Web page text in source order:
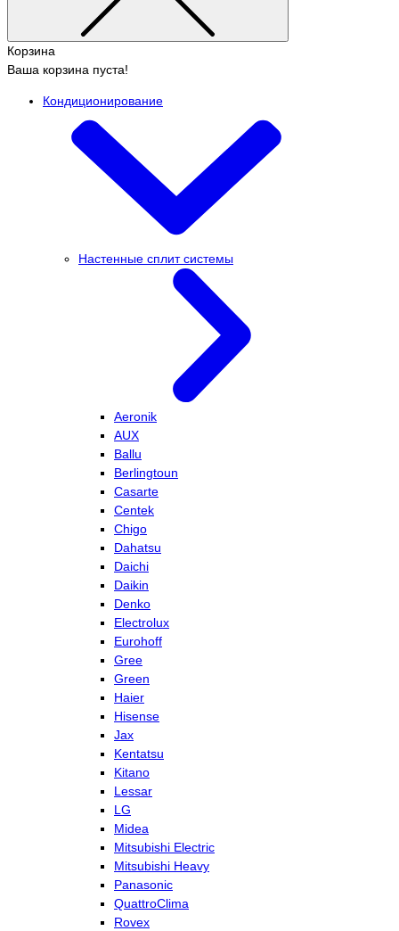
Корзина
Ваша корзина пуста!
Кондиционирование
Настенные сплит системы
Aeronik
AUX
Ballu
Berlingtoun
Casarte
Centek
Chigo
Dahatsu
Daichi
Daikin
Denko
Electrolux
Eurohoff
Gree
Green
Haier
Hisense
Jax
Kentatsu
Kitano
Lessar
LG
Midea
Mitsubishi Electric
Mitsubishi Heavy
Panasonic
QuattroClima
Rovex